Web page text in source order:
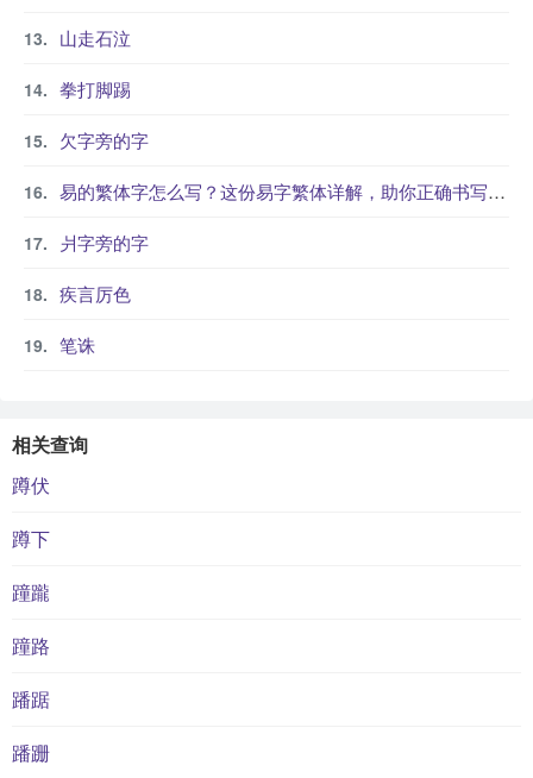
山走石泣
拳打脚踢
欠字旁的字
易的繁体字怎么写？这份易字繁体详解，助你正确书写汉字_汉字繁体学习
爿字旁的字
疾言厉色
笔诛
相关查询
蹲伏
蹲下
蹱躘
蹱路
蹯踞
蹯跚